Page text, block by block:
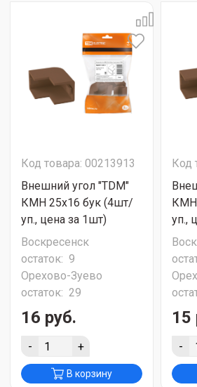
Код товара: 00213913
Внешний угол "TDM"
КМН 25х16 бук (4шт/
уп., цена за 1шт)
Воскресенск
остаток: 9
Орехово-Зуево
остаток: 29
16 руб.
- +
В корзину
Код
КМН
уп.,
15
-